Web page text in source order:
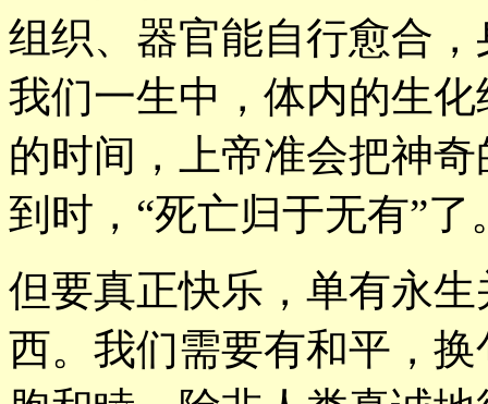
组织、器官能自行愈合
我们一生中，体内的生
的时间，上帝准会把神
到时，“死亡归于无有”
但要真正快乐，单有永
西。我们需要有和平，